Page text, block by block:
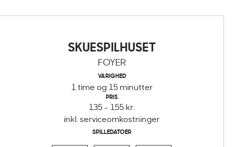
SKUESPILHUSET
FOYER
VARIGHED
1 time og 15 minutter
PRIS
135 - 155 kr.
inkl. serviceomkostninger
SPILLEDATOER